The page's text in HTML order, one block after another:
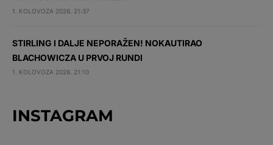
1. KOLOVOZA 2026. 21:37
STIRLING I DALJE NEPORAŽEN! NOKAUTIRAO
BLACHOWICZA U PRVOJ RUNDI
1. KOLOVOZA 2026. 21:10
INSTAGRAM